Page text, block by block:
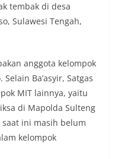
tembak di desa
Sulawesi Tengah,
anggota kelompok
Ba’asyir, Satgas
MIT lainnya, yaitu
di Mapolda Sulteng
saat ini masih belum
kelompok